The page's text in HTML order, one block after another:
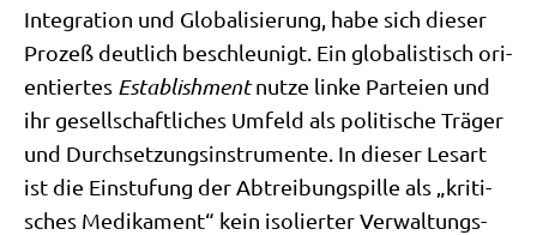
Inte­gra­ti­on und Glo­ba­li­sie­rung, habe sich die­ser
Pro­zeß deut­lich beschleu­nigt. Ein glo­ba­li­stisch ori­
en­tier­tes Estab­lish­mentnut­ze lin­ke Par­tei­en und
ihr gesell­schaft­li­ches Umfeld als poli­ti­sche Trä­ger
und Durch­set­zungs­in­stru­men­te. In die­ser Les­art
ist die Ein­stu­fung der Abtrei­bungs­pil­le als „kri­ti­
sches Medi­ka­ment“ kein iso­lier­ter Ver­wal­tungs­